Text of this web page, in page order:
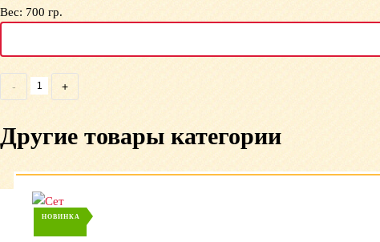
Вес: 700 гр.
- +
Другие товары категории
НОВИНКА